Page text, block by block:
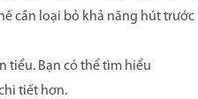
cần loại bỏ khả năng hút trước
tiểu. Bạn có thể tìm hiểu
tiết hơn.